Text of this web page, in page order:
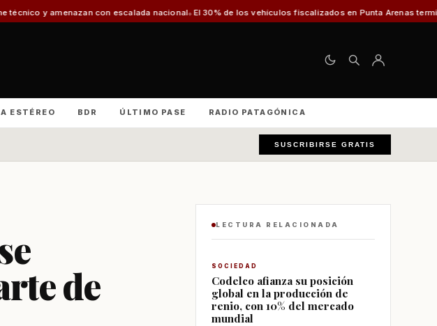
con escalada nacional El 30% de los vehículos fiscalizados en Punta Arenas terminan fuera de
ESTÉREO BDR ÚLTIMO PASE RADIO PATAGÓNICA
SUSCRIBIRSE GRATIS
de
LECTURA RELACIONADA
SOCIEDAD
Codelco afianza su posición
global en la producción de
renio, con 10% del mercado
mundial